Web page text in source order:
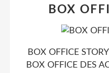
BOX
BOX OFFICE
BOX OFFICE DES